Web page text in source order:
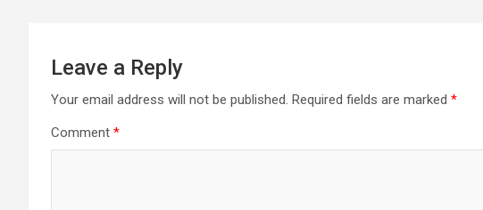
Leave a Reply
Your email address will not be published. Required fields are marked *
Comment *